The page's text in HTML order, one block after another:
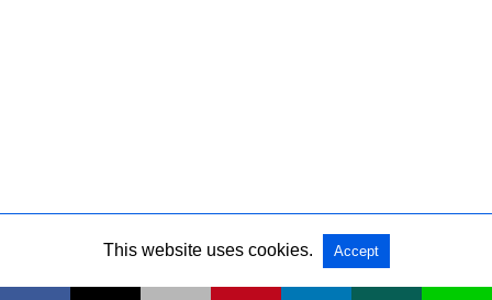
This website uses cookies. Accept